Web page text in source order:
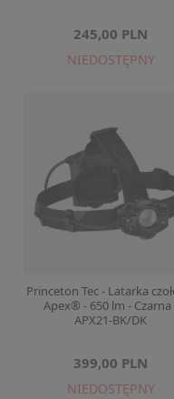
245,00 PLN
NIEDOSTĘPNY
Princeton Tec - Latarka
Apex® - 650 lm - Czarna
APX21-BK/DK
399,00 PLN
NIEDOSTĘPNY